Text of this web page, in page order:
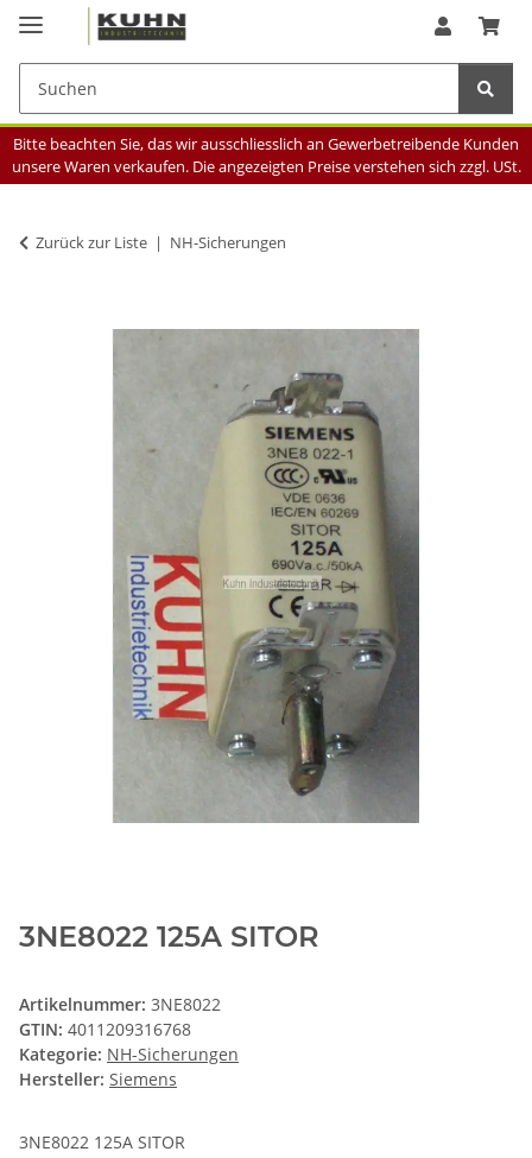
Bitte beachten Sie, das wir ausschliesslich an Gewerbetreibende Kunden
unsere Waren verkaufen. Die angezeigten Preise verstehen sich zzgl. USt.
Zurück zur Liste NH-Sicherungen
3NE8022 125A SITOR
Artikelnummer: 3NE8022
GTIN: 4011209316768
Kategorie: NH-Sicherungen
Hersteller: Siemens
3NE8022 125A SITOR